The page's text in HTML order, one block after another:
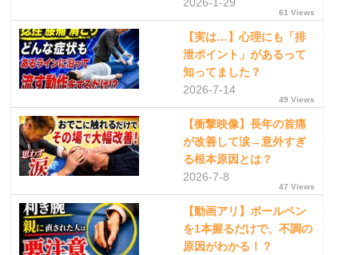
2026-1-29
61 Views
【実は…】心理にも「排
泄ポイント」があるって
知ってました？
2026-7-14
49 Views
【衝撃映像】長年の首痛
が改善して涙→意外すぎ
る根本原因とは？
2026-7-8
47 Views
【動画アリ】ボールペン
を1本握るだけで、不調の
原因がわかる！？